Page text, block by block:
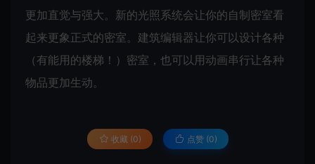
更加直觉与强大。新的光照系统会让你的自制密室看
起来更象正式的密室。建筑编辑器让你可以设计各种
（有能用的楼梯！）密室，也可以用动画串行让各种
物品更加生动。
收藏 (0) 点赞 (0)